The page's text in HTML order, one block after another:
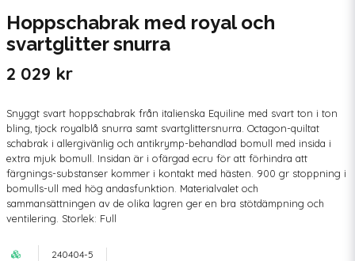
Hoppschabrak med royal och
svartglitter snurra
2 029 kr
Snyggt svart hoppschabrak från italienska Equiline med svart ton i ton
bling, tjock royalblå snurra samt svartglittersnurra. Octagon-quiltat
schabrak i allergivänlig och antikrymp-behandlad bomull med insida i
extra mjuk bomull. Insidan är i ofärgad ecru för att förhindra att
färgnings-substanser kommer i kontakt med hästen. 900 gr stoppning i
bomulls-ull med hög andasfunktion. Materialvalet och
sammansättningen av de olika lagren ger en bra stötdämpning och
ventilering. Storlek: Full
240404-5